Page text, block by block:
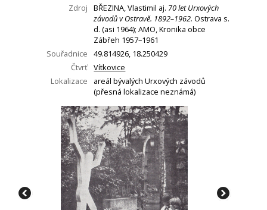
Zdroj
BŘEZINA, Vlastimil aj. 70 let Urxových
závodů v Ostravě. 1892–1962. Ostrava s.
d. (asi 1964); AMO, Kronika obce
Zábřeh 1957–1961
Souřadnice
49.814926, 18.250429
Čtvrť Vítkovice
Lokalizace
areál bývalých Urxových závodů
(přesná lokalizace neznámá)